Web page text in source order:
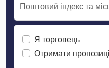
Поштовий індекс та
Я торговець
Отримати